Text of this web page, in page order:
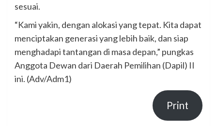
sesuai.
“Kami yakin, dengan alokasi yang tepat. Kita dapat
menciptakan generasi yang lebih baik, dan siap
menghadapi tantangan di masa depan,” pungkas
Anggota Dewan dari Daerah Pemilihan (Dapil) II
ini. (Adv/Adm1)
Print